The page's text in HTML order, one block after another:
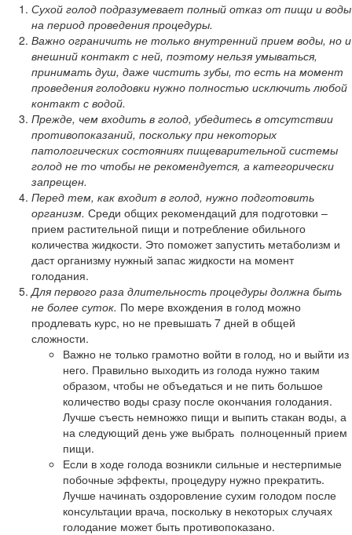
Сухой голод подразумевает полный отказ от пищи и воды
на период проведения процедуры.
Важно ограничить не только внутренний прием воды, но и
внешний контакт с ней, поэтому нельзя умываться,
принимать душ, даже чистить зубы, то есть на момент
проведения голодовки нужно полностью исключить любой
контакт с водой.
Прежде, чем входить в голод, убедитесь в отсутствии
противопоказаний, поскольку при некоторых
патологических состояниях пищеварительной системы
голод не то чтобы не рекомендуется, а категорически
запрещен.
Перед тем, как входит в голод, нужно подготовить
организм. Среди общих рекомендаций для подготовки –
прием растительной пищи и потребление обильного
количества жидкости. Это поможет запустить метаболизм и
даст организму нужный запас жидкости на момент
голодания.
Для первого раза длительность процедуры должна быть
не более суток. По мере вхождения в голод можно
продлевать курс, но не превышать 7 дней в общей
сложности.
Важно не только грамотно войти в голод, но и выйти из
него. Правильно выходить из голода нужно таким
образом, чтобы не объедаться и не пить большое
количество воды сразу после окончания голодания.
Лучше съесть немножко пищи и выпить стакан воды, а
на следующий день уже выбрать полноценный прием
пищи.
Если в ходе голода возникли сильные и нестерпимые
побочные эффекты, процедуру нужно прекратить.
Лучше начинать оздоровление сухим голодом после
консультации врача, поскольку в некоторых случаях
голодание может быть противопоказано.